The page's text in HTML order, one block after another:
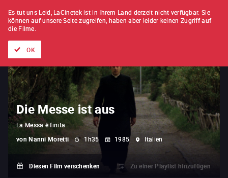
FILM FÜR FILM ABONNEMENT
Die Messe ist aus
La Messa è finita
von Nanni Moretti 1h35 1985 Italien
Diesen Film verschenken Zu einer Playlist hinzufügen
Es tut uns Leid, LaCinetek ist in Ihrem Land derzeit nicht verfügbar. Sie
können auf unsere Seite zugreifen, haben aber leider keinen Zugriff auf
die Filme.
OK